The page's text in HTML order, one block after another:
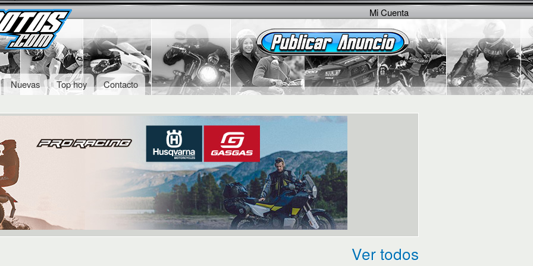
Skip to
main
content
Nuevas Top hoy Contacto
Secondary menu Mi Cuenta
Ver todos